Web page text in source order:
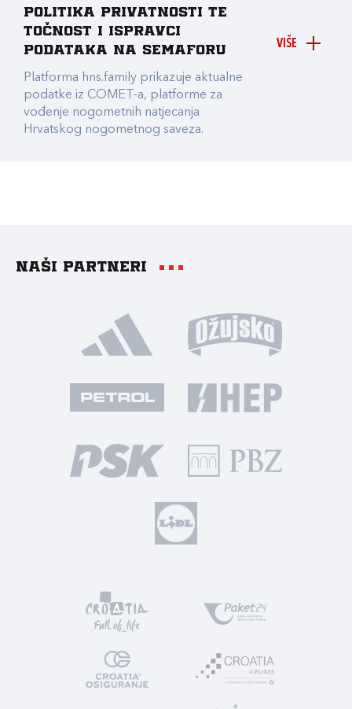
VIŠE
Politika privatnosti te
točnost i ispravci
podataka na Semaforu
Platforma hns.family prikazuje aktualne
podatke iz COMET-a, platforme za
vođenje nogometnih natjecanja
Hrvatskog nogometnog saveza.
Naši partneri